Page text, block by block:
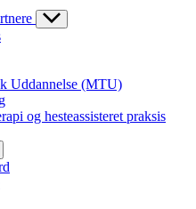
Uddannelse (MTU)
og hesteassisteret praksis